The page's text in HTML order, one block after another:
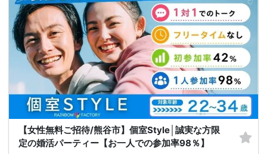
【女性無料ご招待/熊谷市】個室Style│誠実な方限
定の婚活パーティー【お一人での参加率98％】